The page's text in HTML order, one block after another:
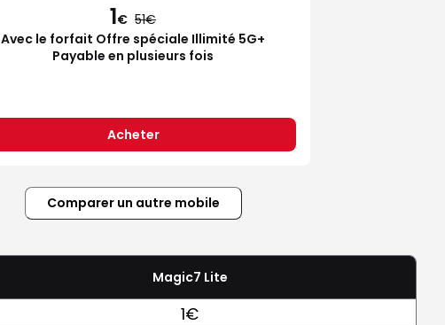
1€ 51
Avec le forfait Offre spéciale Illimité 5G+
Payable en plusieurs fois
Acheter
Comparer un autre mobile
Magic7 Lite
1€